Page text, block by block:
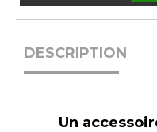
DESCRIPTION
Un